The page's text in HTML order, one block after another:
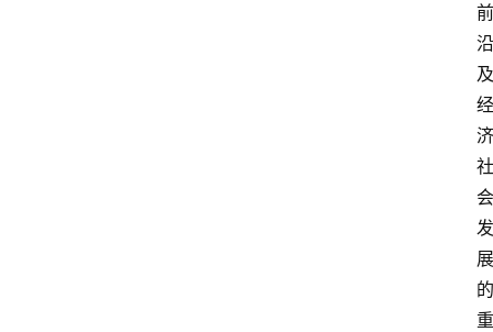
前
沿
及
经
济
社
会
发
展
的
重